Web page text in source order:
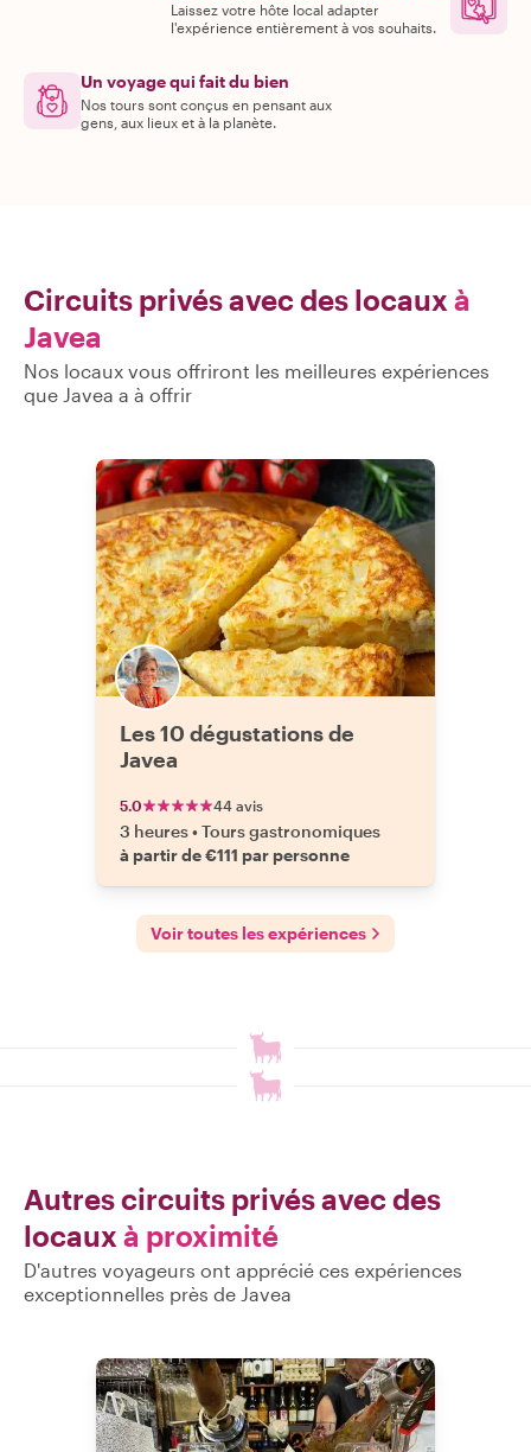
Laissez votre hôte local adapter
l'expérience entièrement à vos souhaits.
Un voyage qui fait du bien
Nos tours sont conçus en pensant aux
gens, aux lieux et à la planète.
Circuits privés avec des locaux à
Javea
Nos locaux vous offriront les meilleures expériences
que Javea a à offrir
Les 10 dégustations de
Javea
5.0 44 avis
3 heures•Tours gastronomiques
à partir de €111 par personne
Voir toutes les expériences
Autres circuits privés avec des
locaux à proximité
D'autres voyageurs ont apprécié ces expériences
exceptionnelles près de Javea